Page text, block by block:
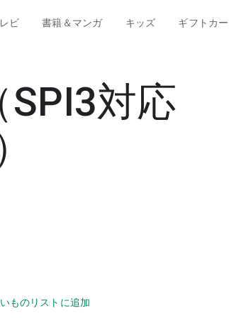
ビ 書籍＆マンガ キッズ ギフトカ
SPI3対応
ものリストに追加